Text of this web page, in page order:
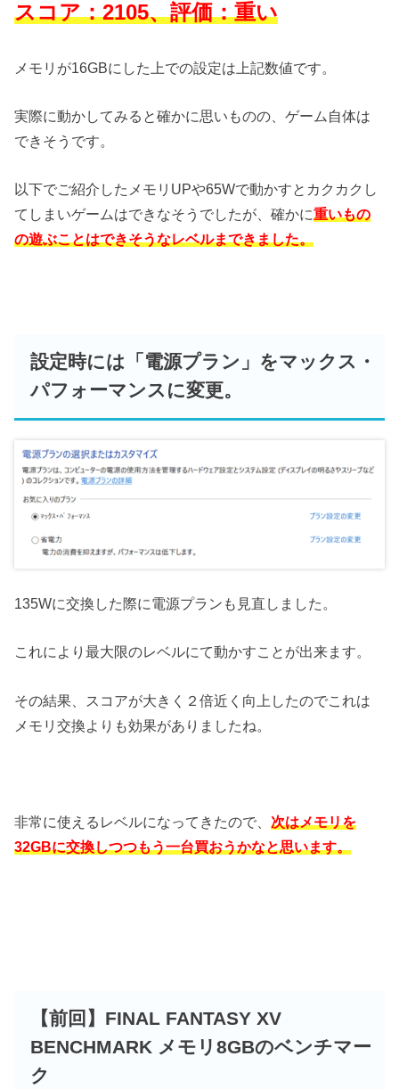
スコア：2105、評価：重い
メモリが16GBにした上での設定は上記数値です。
実際に動かしてみると確かに思いものの、ゲーム自体は
できそうです。
以下でご紹介したメモリUPや65Wで動かすとカクカクし
てしまいゲームはできなそうでしたが、確かに重いもの
の遊ぶことはできそうなレベルまできました。
設定時には「電源プラン」をマックス・
パフォーマンスに変更。
135Wに交換した際に電源プランも見直しました。
これにより最大限のレベルにて動かすことが出来ます。
その結果、スコアが大きく２倍近く向上したのでこれは
メモリ交換よりも効果がありましたね。
非常に使えるレベルになってきたので、次はメモリを
32GBに交換しつつもう一台買おうかなと思います。
【前回】FINAL FANTASY XV
BENCHMARK メモリ8GBのベンチマー
ク